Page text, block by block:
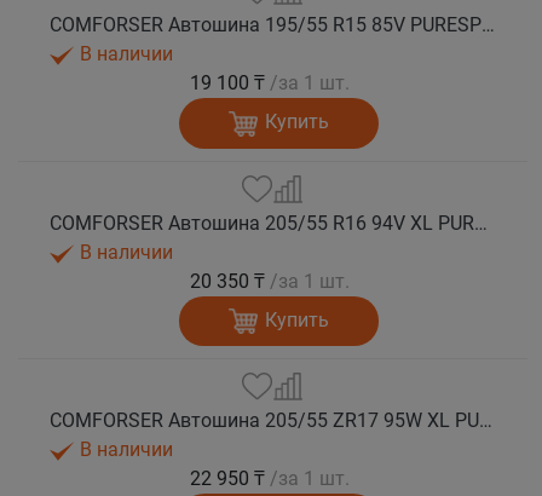
COMFORSER Автошина 195/55 R15 85V PURESPEED лето
В наличии
19 100 ₸ /за 1 шт.
Купить
COMFORSER Автошина 205/55 R16 94V XL PURESPEED лето
В наличии
20 350 ₸ /за 1 шт.
Купить
COMFORSER Автошина 205/55 ZR17 95W XL PURESPEED лето
В наличии
22 950 ₸ /за 1 шт.